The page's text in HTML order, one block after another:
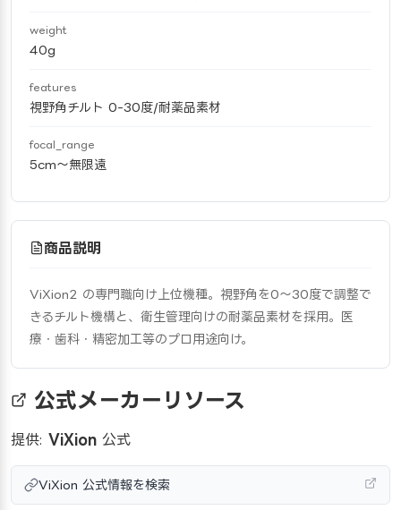
weight
40g
features
視野角チルト 0-30度/耐薬品素材
focal_range
5cm〜無限遠
商品説明
ViXion2 の専門職向け上位機種。視野角を0〜30度で調整で
きるチルト機構と、衛生管理向けの耐薬品素材を採用。医
療・歯科・精密加工等のプロ用途向け。
公式メーカーリソース
提供: ViXion 公式
ViXion 公式情報を検索